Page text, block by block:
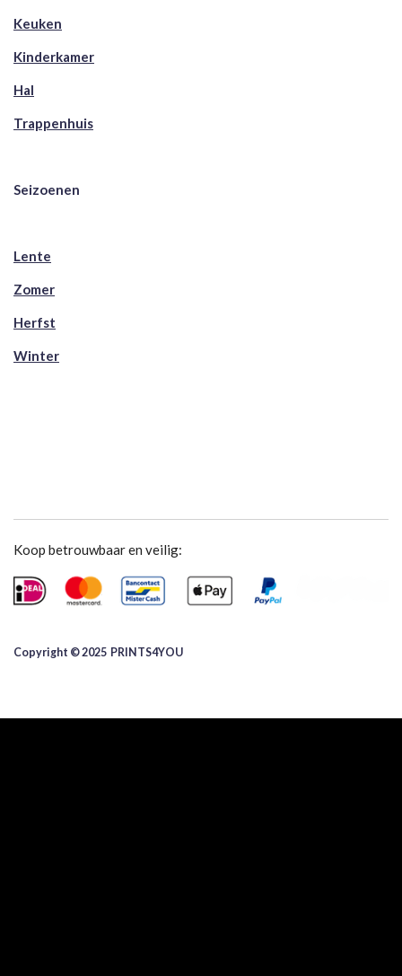
Keuken
Kinderkamer
Hal
Trappenhuis
Seizoenen
Lente
Zomer
Herfst
Winter
Koop betrouwbaar en veilig:
Copyright © 2025 ​PRINTS4YOU